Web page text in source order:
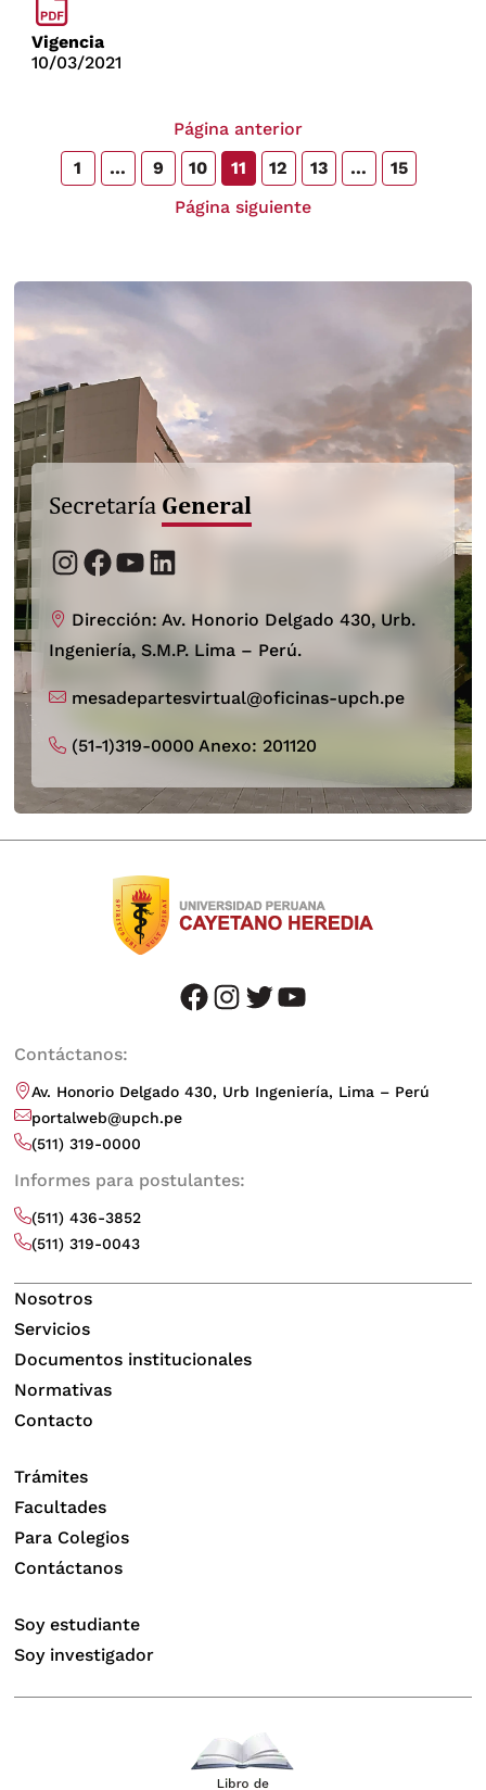
Vigencia
10/03/2021
Página anterior
1
… 9 10 11 12 13 …
15
Página siguiente
Secretaría General
Instagram
Facebook
YouTube
LinkedIn
Dirección: Av. Honorio Delgado 430, Urb.
Ingeniería, S.M.P. Lima – Perú.
mesadepartesvirtual@oficinas-upch.pe
(51-1)319-0000 Anexo: 201120
facebook instagram twitter youtube
Contáctanos:
Av. Honorio Delgado 430, Urb Ingeniería, Lima – Perú
portalweb@upch.pe
(511) 319-0000
Informes para postulantes:
(511) 436-3852
(511) 319-0043
Nosotros
Servicios
Documentos institucionales
Normativas
Contacto
Trámites
Facultades
Para Colegios
Contáctanos
Soy estudiante
Soy investigador